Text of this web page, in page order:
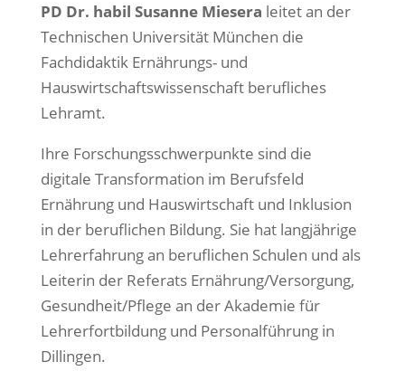
PD Dr. habil Susanne Miesera leitet an der
Technischen Universität München die
Fachdidaktik Ernährungs- und
Hauswirtschaftswissenschaft berufliches
Lehramt.
Ihre Forschungsschwerpunkte sind die
digitale Transformation im Berufsfeld
Ernährung und Hauswirtschaft und Inklusion
in der beruflichen Bildung. Sie hat langjährige
Lehrerfahrung an beruflichen Schulen und als
Leiterin der Referats Ernährung/Versorgung,
Gesundheit/Pflege an der Akademie für
Lehrerfortbildung und Personalführung in
Dillingen.